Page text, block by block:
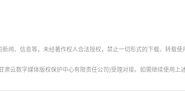
闻、信息等，未经著作权人合法授权，禁止一切形式的下载、转载使
云数字媒体版权保护中心有限责任公司)受理对接。如需继续使用上